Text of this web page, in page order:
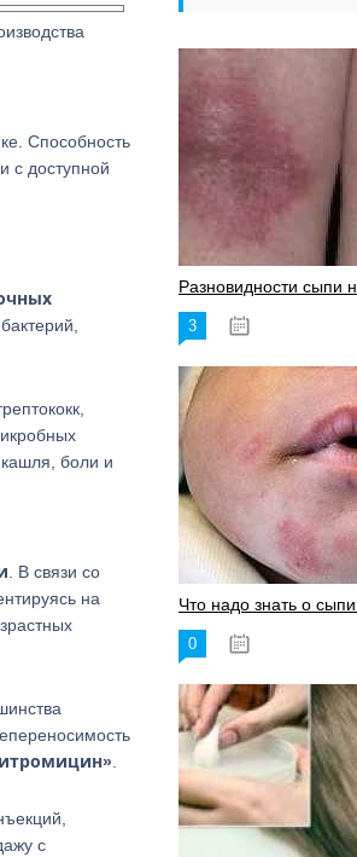
Способность
с доступной
боли и
. В связи со
на
с
Разновидности сыпи
3
Что надо знать о
0